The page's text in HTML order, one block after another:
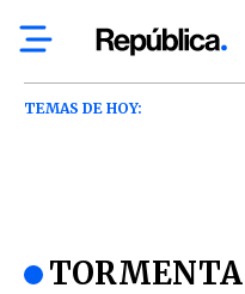
TEMAS DE HOY: